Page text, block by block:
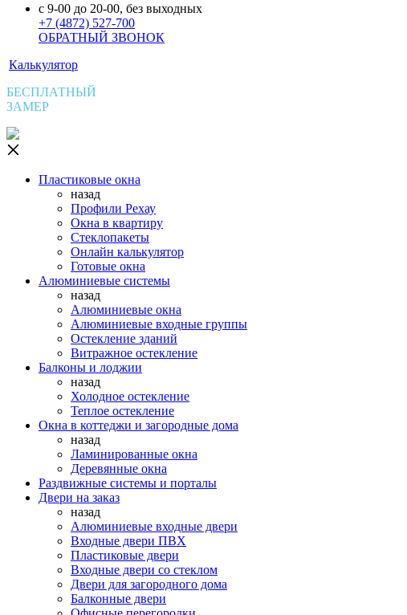
с 9-00 до 20-00, без выходных
+7 (4872) 527-700
ОБРАТНЫЙ ЗВОНОК
Калькулятор
БЕСПЛАТНЫЙ
ЗАМЕР
Пластиковые окна
назад
Профили Рехау
Окна в квартиру
Стеклопакеты
Онлайн калькулятор
Готовые окна
Алюминиевые системы
назад
Алюминиевые окна
Алюминиевые входные группы
Остекление зданий
Витражное остекление
Балконы и лоджии
назад
Холодное остекление
Теплое остекление
Окна в коттеджи и загородные дома
назад
Ламинированные окна
Деревянные окна
Раздвижные системы и порталы
Двери на заказ
назад
Алюминиевые входные двери
Входные двери ПВХ
Пластиковые двери
Входные двери со стеклом
Двери для загородного дома
Балконные двери